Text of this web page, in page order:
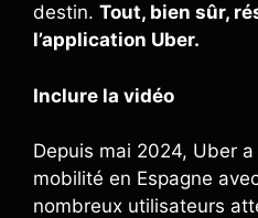
destin. Tout, bien sûr,
l’application Uber.
Inclure la vidéo
Depuis mai 2024, Uber
mobilité en Espagne
nombreux utilisateurs